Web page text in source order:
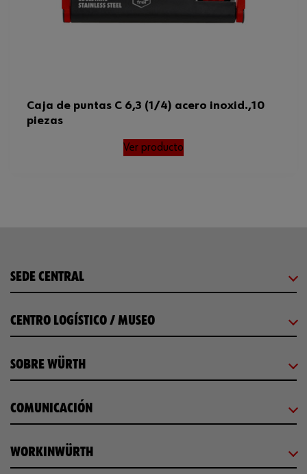
Caja de puntas C 6,3 (1/4) acero inoxid.,10
piezas
Ver producto
SEDE CENTRAL
CENTRO LOGÍSTICO / MUSEO
SOBRE WÜRTH
COMUNICACIÓN
WORKINWÜRTH